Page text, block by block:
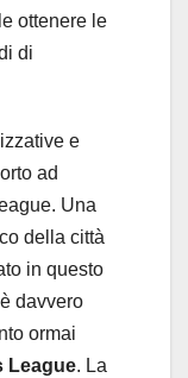
ottenere le
di
e
ad
Una
della città
in questo
davvero
ormai
League. La